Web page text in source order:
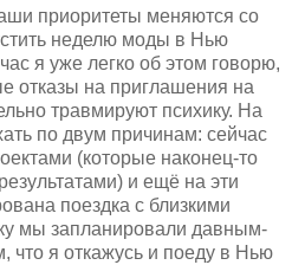
приоритеты меняются со
неделю моды в Нью
я уже легко об этом говорю,
отказы на приглашения на
травмируют психику. На
по двум причинам: сейчас
(которые наконец-то
и ещё на эти
поездка с близкими
мы запланировали давным-
что я откажусь и поеду в Нью